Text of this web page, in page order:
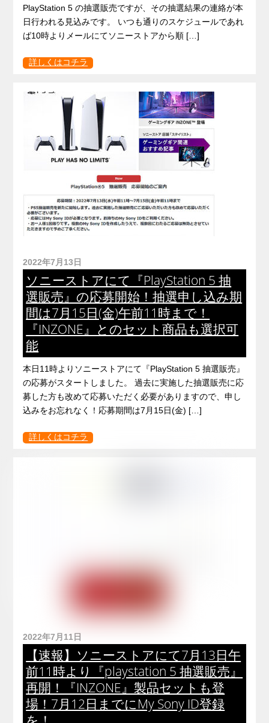
PlayStation 5 の抽選販売ですが、その抽選結果の連絡が本
日行われる見込みです。 いつも通りのスケジュールであれ
ば10時よりメールにてソニーストアから順 […]
詳しくはコチラ
2022年7月13日
ソニーストアにて『PlayStation 5 抽
選販売』の応募開始！抽選申し込み期
間は7月15日(金)午前11時まで！
『INZONE』とのセット商品も選択可
能
本日11時よりソニーストアにて『PlayStation 5 抽選販売』
の応募がスタートしました。 過去に実施した抽選販売に応
募した方も改めて応募いただく必要がありますので、申し
込みをお忘れなく！応募期間は7月15日(金) […]
詳しくはコチラ
2022年7月11日
【速報】ソニーストアにて7月13日午
前11時より『playstation 5 抽選販売』
再開！『INZONE』製品セットも登
場！7月12日までにMy Sony ID登録